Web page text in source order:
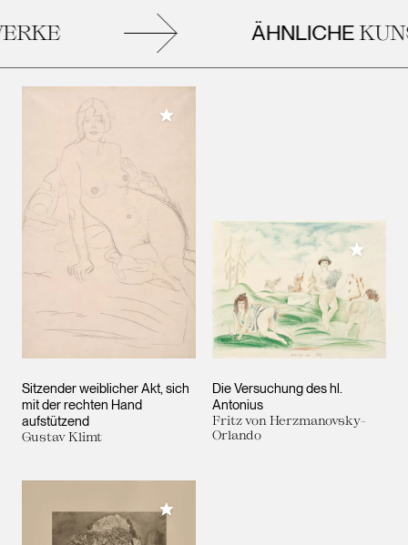
ÄHNLICHE
Sitzender weiblicher Akt, sich
mit der rechten Hand
aufstützend
Gustav Klimt
Meiner Sammlung hinzufügen
Die Versuchung des hl.
Antonius
Fritz von Herzmanovsky-
Orlando
Meiner
Meiner Sammlung hinzufügen